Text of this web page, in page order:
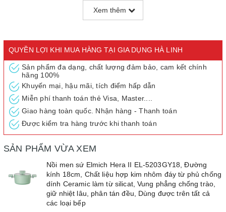
– Phía trong phủ sứ Ceramic làm từ silicat từ thiên nhiên tuyệt đối
an toàn cho sức khỏe
– Thân được tạo ra bằng công nghệ nén áp lực cao lên đến
5.000 tấn giúp giữ nhiệt lâu, phân tán đều nên đồ ăn chín đều
Xem thêm
QUYỀN LỢI KHI MUA HÀNG TẠI GIA DỤNG HÀ LINH
Sản phẩm đa dạng, chất lượng đảm bảo, cam kết chính
hãng 100%
Khuyến mại, hậu mãi, tích điểm hấp dẫn
Miễn phí thanh toán thẻ Visa, Master....
Giao hàng toàn quốc. Nhận hàng - Thanh toán
Được kiểm tra hàng trước khi thanh toán
SẢN PHẨM VỪA XEM
Nồi men sứ Elmich Hera II EL-5203GY18, Đường
kính 18cm, Chất liệu hợp kim nhôm đáy từ phủ chống
dính Ceramic làm từ silicat, Vung phẳng chống trào,
giữ nhiệt lâu, phân tán đều, Dùng được trên tất cả
các loại bếp